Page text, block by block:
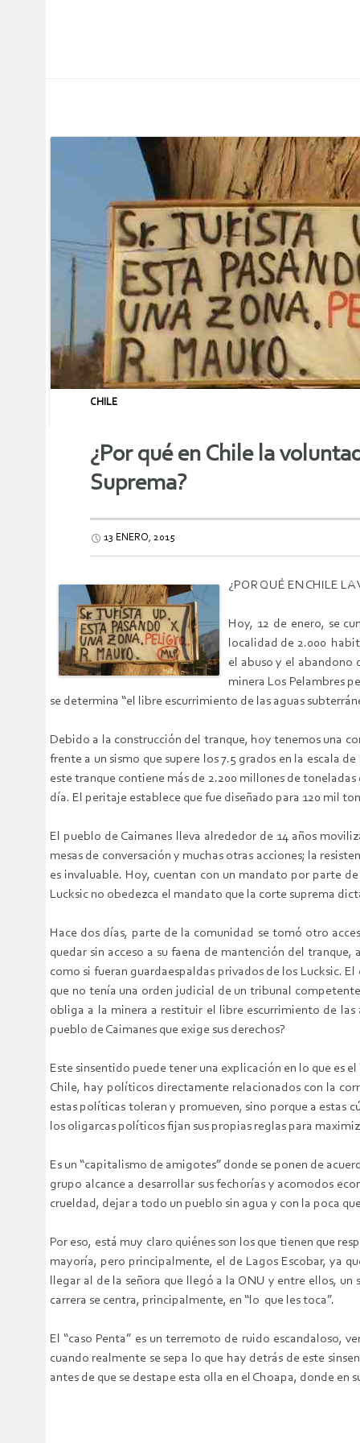
CHILE
¿Por qué en Chile la
Suprema?
13 ENERO, 2015
¿POR QUÉ EN CHILE
Hoy, 12 de enero, se
localidad de 2.000
el abuso y el abandono
minera Los Pelambres
se determina “el libre escurrimiento de las aguas
Debido a la construcción del tranque, hoy tenemos una
frente a un sismo que supere los 7.5 grados en la escala
este tranque contiene más de 2.200 millones de
día. El peritaje establece que fue diseñado para 120 mil
El pueblo de Caimanes lleva alrededor de 14 años
mesas de conversación y muchas otras acciones; la
es invaluable. Hoy, cuentan con un mandato por parte
Lucksic no obedezca el mandato que la corte suprema
Hace dos días, parte de la comunidad se tomó otro
quedar sin acceso a su faena de mantención del
como si fueran guardaespaldas privados de los Lucksic.
que no tenía una orden judicial de un tribunal
obliga a la minera a restituir el libre escurrimiento de las
pueblo de Caimanes que exige sus derechos?
Este sinsentido puede tener una explicación en lo que es
Chile, hay políticos directamente relacionados con la
estas políticas toleran y promueven, sino porque a estas
los oligarcas políticos fijan sus propias reglas para
Es un “capitalismo de amigotes” donde se ponen de
grupo alcance a desarrollar sus fechorías y acomodos
crueldad, dejar a todo un pueblo sin agua y con la poca
Por eso, está muy claro quiénes son los que tienen que
mayoría, pero principalmente, el de Lagos Escobar, ya
llegar al de la señora que llegó a la ONU y entre ellos,
carrera se centra, principalmente, en “lo que les toca”.
El “caso Penta” es un terremoto de ruido escandaloso,
cuando realmente se sepa lo que hay detrás de este
antes de que se destape esta olla en el Choapa, donde